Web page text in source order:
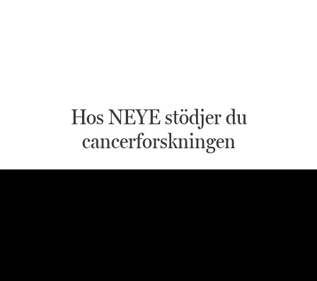
Hos NEYE stödjer du
cancerforskningen